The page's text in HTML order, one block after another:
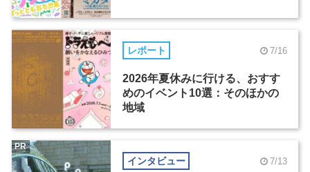
レポート 7/16
2026年夏休みに行ける、おすす
めのイベント10選：そのほかの
地域
インタビュー 7/13
PR